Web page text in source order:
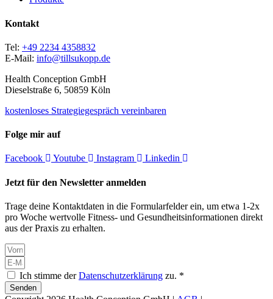
Kontakt
Tel: +49 2234 4358832
E-Mail: info@tillsukopp.de
Health Conception GmbH
Dieselstraße 6, 50859 Köln
kostenloses Strategiegespräch vereinbaren
Folge mir auf
Facebook Youtube Instagram Linkedin
Jetzt für den Newsletter anmelden
Trage deine Kontaktdaten in die Formularfelder ein, um etwa 1-2x
pro Woche wertvolle Fitness- und Gesundheitsinformationen direkt
aus der Praxis zu erhalten.
Ich stimme derDatenschutzerklärung zu. *
Senden